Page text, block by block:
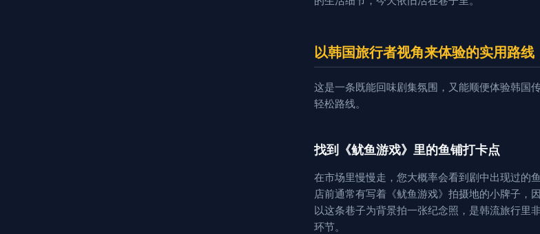
以韩国旅行者视角来体验的实用路线
这是一条既能回味剧集氛围，又能顺便体验韩国
轻松路线。
找到《鱿鱼游戏》里的鱼铺打卡点
在市场里慢慢走，您大概率会看到剧中出现过的鱼
店前通常有写着《鱿鱼游戏》拍摄地的小牌子，因
以这条巷子为背景拍一张纪念照，是韩流旅行里
环节。